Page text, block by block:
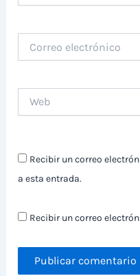
electrónico
Recibir un correo
a esta entrada.
Recibir un correo